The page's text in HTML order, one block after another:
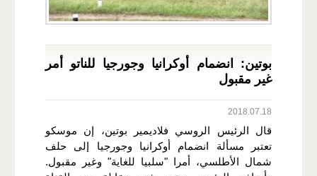
بوتين: انضمام أوكرانيا وجورجيا للناتو أمر
غير مقبول
2018.07.18
قال الرئيس الروسي فلاديمير بوتين، إن موسكو
تعتبر مسألة انضمام أوكرانيا وجورجيا إلى حلف
شمال الأطلسي، أمرا "سلبيا للغاية" وغير مقبول.